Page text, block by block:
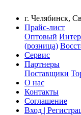
г. Челябинск,
Прайс-лист
Оптовый
(розница)
Сервис
Партнеры
Поставщики
О нас
Контакты
Соглашение
Вход |